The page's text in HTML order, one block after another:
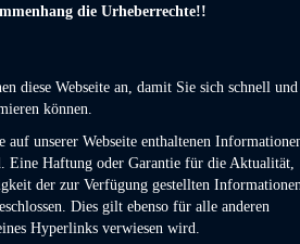
die Urheberrechte!!
diese Webseite an, damit Sie sich schnell und
können.
auf unserer Webseite enthaltenen
Eine Haftung oder Garantie für die Aktualität,
der zur Verfügung gestellten
Dies gilt ebenso für alle anderen
Hyperlinks verwiesen wird.